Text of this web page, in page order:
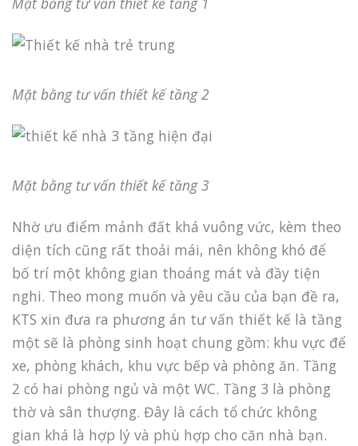
Mặt bằng tư vấn thiết kế tầng 2
Mặt bằng tư vấn thiết kếtầng 3
Nhờ ưu điểm mảnh đất khá vuông vức, kèm theo
diện tích cũng rất thoải mái, nên không khó để
bố trí một không gian thoáng mát và đầy tiện
nghi. Theo mong muốn và yêu cầu của bạn đề ra,
KTS xin đưa ra phương án tư vấn thiết kế là tầng
một sẽ là phòng sinh hoạt chung gồm: khu vực để
xe, phòng khách, khu vực bếp và phòng ăn. Tầng
2 có hai phòng ngủ và một WC. Tầng 3 là phòng
thờ và sân thượng. Đây là cách tổ chức không
gian khá là hợp lý và phù hợp cho căn nhà bạn.